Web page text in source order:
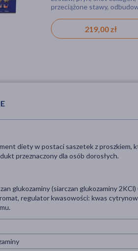
przeciążone stawy,
219,00 zł
23,49 zł
diety w postaci saszetek z proszkiem,
przeznaczony dla osób dorosłych.
glukozaminy (siarczan glukozaminy
regulator kwasowości: kwas